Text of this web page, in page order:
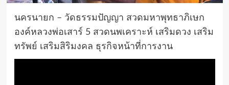
นครนายก – วัดธรรมปัญญา สวดมหาพุทธาภิเษก
องค์หลวงพ่อเสาร์ 5 สวดนพเคราะห์ เสริมดวง เสริม
ทรัพย์ เสริมสิริมงคล ธุรกิจหน้าที่การงาน